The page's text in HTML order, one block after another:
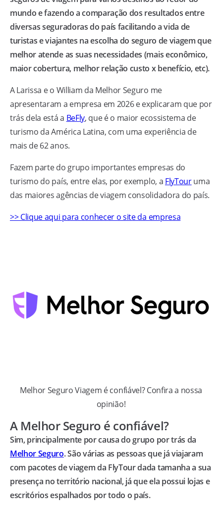
mundo e fazendo a comparação dos resultados entre
diversas seguradoras do país facilitando a vida de
turistas e viajantes na escolha do seguro de viagem que
melhor atende as suas necessidades (mais econômico,
maior cobertura, melhor relação custo x benefício, etc).
A Larissa e o William da Melhor Seguro me
apresentaram a empresa em 2026 e explicaram que por
trás dela está a BeFly, que é o maior ecossistema de
turismo da América Latina, com uma experiência de
mais de 62 anos.
Fazem parte do grupo importantes empresas do
turismo do país, entre elas, por exemplo, a FlyTouruma
das maiores agências de viagem consolidadora do país.
>> Clique aqui para conhecer o site da empresa
Melhor Seguro Viagem é confiável? Confira a nossa
opinião!
A Melhor Seguro é confiável?
Sim, principalmente por causa do grupo por trás da
Melhor Seguro. São várias as pessoas que já viajaram
com pacotes de viagem da FlyTour dada tamanha a sua
presença no território nacional, já que ela possui lojas e
escritórios espalhados por todo o país.